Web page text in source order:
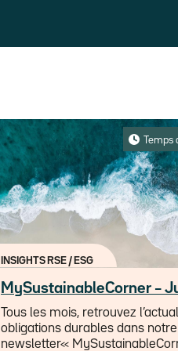
Temps
INSIGHTS RSE / ESG
MySustainableCorner –
Tous les mois, retrouvez
obligations durables dans notre
newsletter«